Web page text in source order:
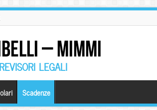
– MIMMI
LEGALI
Scadenze